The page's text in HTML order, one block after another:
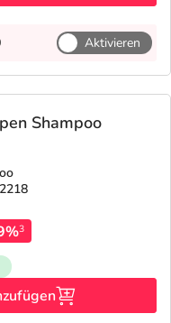
Aktivieren
Shampoo
3